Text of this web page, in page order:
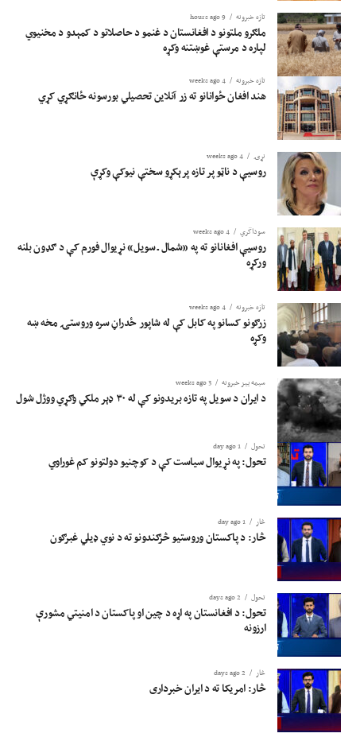
تازه خبرونه 9 hours ago
ملګرو ملتونو د افغانستان د غنمو د حاصلاتو د کمېدو د مخنیوي
لپاره د مرستې غوښتنه وکړه
تازه خبرونه 4 weeks ago
هند افغان ځوانانو ته زر آنلاین تحصیلي بورسونه ځانګړي کړي
نړۍ 4 weeks ago
روسیې د ناټو پر تازه پرېکړو سختې نیوکې وکړې
سوداگري 4 weeks ago
روسیې افغانانو ته په «شمال ـ سویل» نړیوال فورم کې د ګډون بلنه
ورکړه
تازه خبرونه 4 weeks ago
زرګونو کسانو په کابل کې له شاپور ځدراڼ سره وروستۍ مخه ښه
وکړه
سیمه ییز خبرونه 3 weeks ago
د ایران د سویل په تازه بریدونو کې له ۳۰ ډېر ملکي وګړي ووژل شول
تحول 1 day ago
تحول: په نړیوال سیاست کې د کوچنیو دولتونو کم غوراوي
څار 1 day ago
څار: د پاکستان وروستیو څرګندونو ته د نوي ډیلي غبرګون
تحول 2 days ago
تحول: د افغانستان په اړه د چین او پاکستان د امنیتي مشورې
ارزونه
څار 2 days ago
څار: امریکا ته د ایران خبرداری